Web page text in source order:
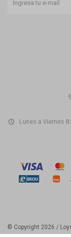
Lunes a Viernes
© Copyright 2026 /